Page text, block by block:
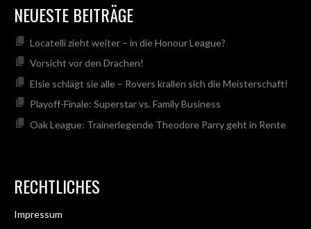
NEUESTE BEITRÄGE
Locatelli zieht weiter – in die Honour League?
Vorsicht vor den Drachen!
Elsie schlägt sie alle – Rovers krallen sich die Meisterschaft!
Playoff-Finale: Superstar vs. Family Business
Oak League: Trainerlegende Theodore Parry geht in Rente
RECHTLICHES
Impressum